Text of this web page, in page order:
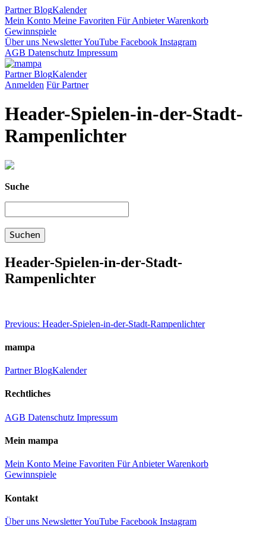
PartnerBlogKalender
Mein Konto Meine Favoriten Für AnbieterWarenkorb
Gewinnspiele
Über uns NewsletterYouTube Facebook Instagram
AGB Datenschutz Impressum
PartnerBlogKalender
Anmelden Für Partner
Header-Spielen-in-der-Stadt-
Rampenlichter
Suche
Header-Spielen-in-der-Stadt-
Rampenlichter
Beitragsnavigation
Previous: Header-Spielen-in-der-Stadt-Rampenlichter
mampa
PartnerBlogKalender
Rechtliches
AGB Datenschutz Impressum
Mein mampa
Mein Konto Meine Favoriten Für AnbieterWarenkorb
Gewinnspiele
Kontakt
Über uns NewsletterYouTube Facebook Instagram